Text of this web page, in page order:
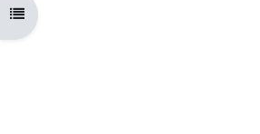
Apri indice del corso